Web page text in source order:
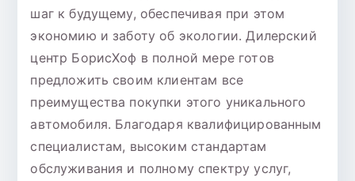
шаг к будущему, обеспечивая при этом
экономию и заботу об экологии. Дилерский
центр БорисХоф в полной мере готов
предложить своим клиентам все
преимущества покупки этого уникального
автомобиля. Благодаря квалифицированным
специалистам, высоким стандартам
обслуживания и полному спектру услуг,